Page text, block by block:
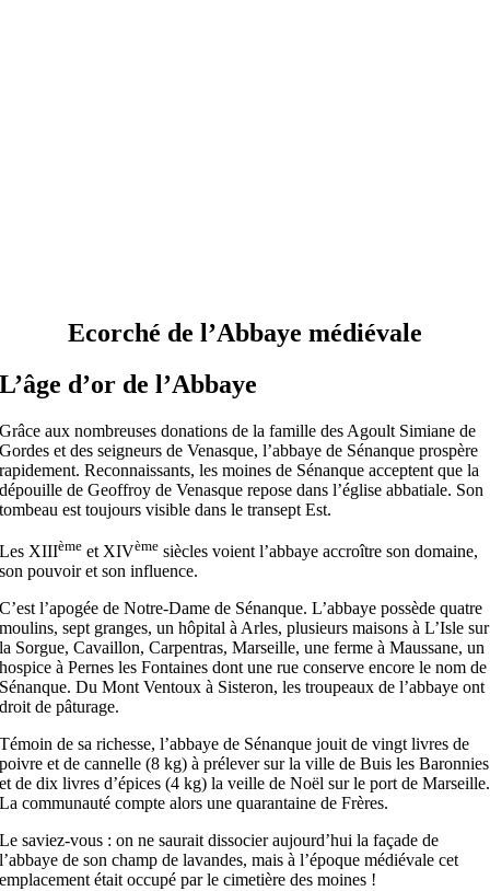
Ecorché de l’Abbaye médiévale
L’âge d’or de l’Abbaye
Grâce aux nombreuses donations de la famille des Agoult Simiane de
Gordes et des seigneurs de Venasque, l’abbaye de Sénanque prospère
rapidement. Reconnaissants, les moines de Sénanque acceptent que la
dépouille de Geoffroy de Venasque repose dans l’église abbatiale. Son
tombeau est toujours visible dans le transept Est.
Les XIIIème et XIVème siècles voient l’abbaye accroître son domaine,
son pouvoir et son influence.
C’est l’apogée de Notre-Dame de Sénanque. L’abbaye possède quatre
moulins, sept granges, un hôpital à Arles, plusieurs maisons à L’Isle sur
la Sorgue, Cavaillon, Carpentras, Marseille, une ferme à Maussane, un
hospice à Pernes les Fontaines dont une rue conserve encore le nom de
Sénanque. Du Mont Ventoux à Sisteron, les troupeaux de l’abbaye ont
droit de pâturage.
Témoin de sa richesse, l’abbaye de Sénanque jouit de vingt livres de
poivre et de cannelle (8 kg) à prélever sur la ville de Buis les Baronnies
et de dix livres d’épices (4 kg) la veille de Noël sur le port de Marseille.
La communauté compte alors une quarantaine de Frères.
Le saviez-vous : on ne saurait dissocier aujourd’hui la façade de
l’abbaye de son champ de lavandes, mais à l’époque médiévale cet
emplacement était occupé par le cimetière des moines !